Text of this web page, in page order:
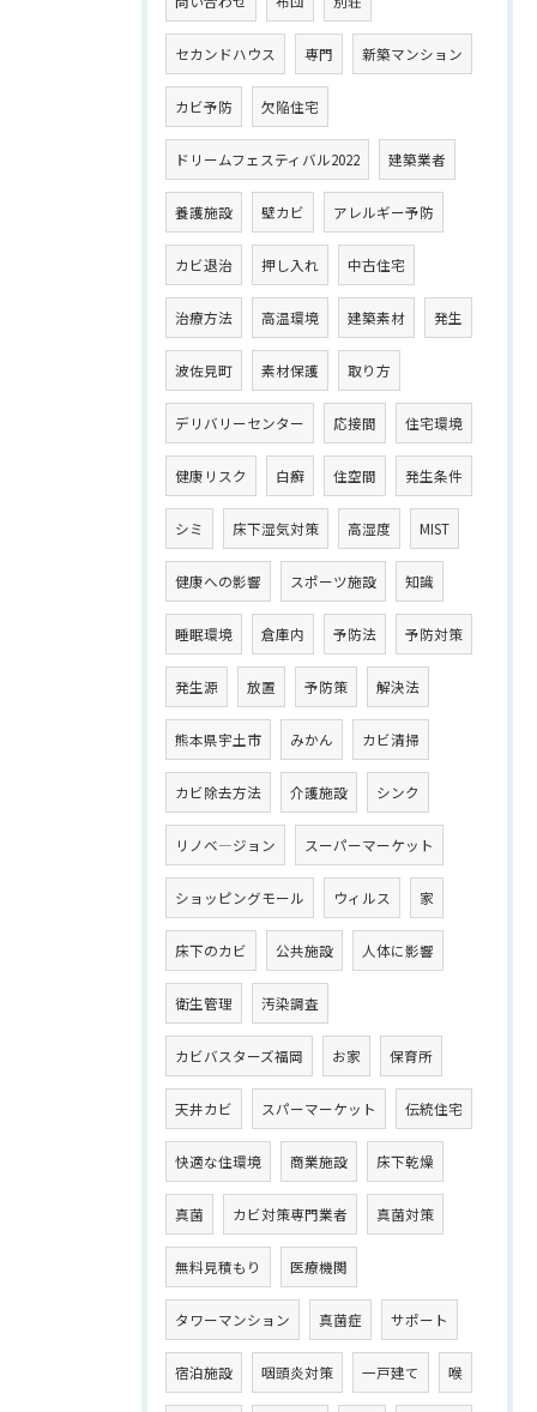
セカンドハウス 専門 新築マンション
カビ予防 欠陥住宅
ドリームフェスティバル2022 建築業者
養護施設 壁カビ アレルギー予防
カビ退治 押し入れ 中古住宅
治療方法 高温環境 建築素材 発生
波佐見町 素材保護 取り方
デリバリーセンター 応接間 住宅環境
健康リスク 白癬 住空間 発生条件
シミ 床下湿気対策 高湿度 MIST
健康への影響 スポーツ施設 知識
睡眠環境 倉庫内 予防法 予防対策
発生源 放置 予防策 解決法
熊本県宇土市 みかん カビ清掃
カビ除去方法 介護施設 シンク
リノベ―ジョン スーパーマーケット
ショッピングモール ウィルス 家
床下のカビ 公共施設 人体に影響
衛生管理 汚染調査
カビバスターズ福岡 お家 保育所
天井カビ スパーマーケット 伝統住宅
快適な住環境 商業施設 床下乾燥
真菌 カビ対策専門業者 真菌対策
無料見積もり 医療機関
タワーマンション 真菌症 サポート
宿泊施設 咽頭炎対策 一戸建て 喉